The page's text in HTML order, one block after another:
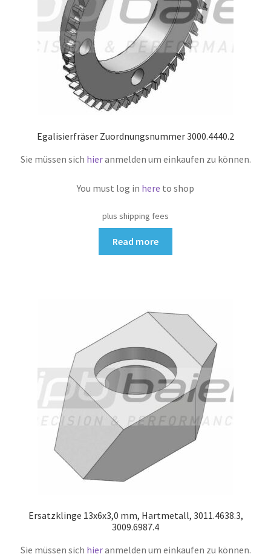
Egalisierfräser Zuordnungsnummer 3000.4440.2
Sie müssen sich hieranmelden um einkaufen zu können.
You must log in here to shop
plus shipping fees
Read more
Ersatzklinge 13x6x3,0 mm, Hartmetall, 3011.4638.3,
3009.6987.4
Sie müssen sich hieranmelden um einkaufen zu können.